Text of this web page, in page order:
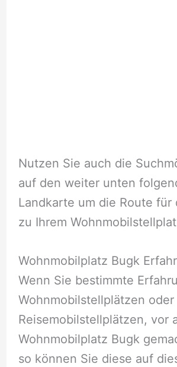
Nutzen Sie auch die
auf den weiter unten
Landkarte um die Route für
zu Ihrem
Wohnmobilplatz Bugk
Wenn Sie bestimmte
Wohnmobilstellplätzen oder
Reisemobilstellplätzen, vor
Wohnmobilplatz Bugk
so können Sie diese auf